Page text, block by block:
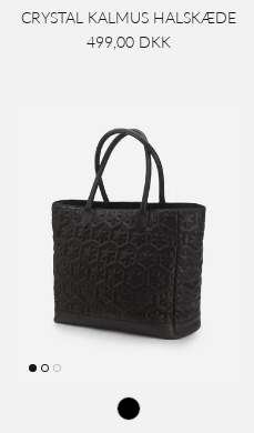
CRYSTAL KALMUS HALSKÆDE
499,00 DKK